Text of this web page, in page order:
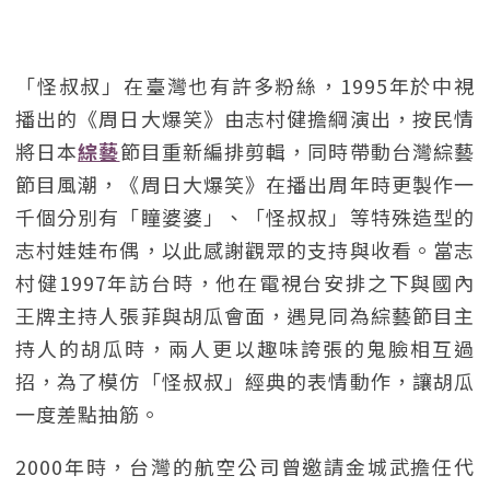
「怪叔叔」在臺灣也有許多粉絲，1995年於中視
播出的《周日大爆笑》由志村健擔綱演出，按民情
將日本綜藝節目重新編排剪輯，同時帶動台灣綜藝
節目風潮，《周日大爆笑》在播出周年時更製作一
千個分別有「瞳婆婆」、「怪叔叔」等特殊造型的
志村娃娃布偶，以此感謝觀眾的支持與收看。當志
村健1997年訪台時，他在電視台安排之下與國內
王牌主持人張菲與胡瓜會面，遇見同為綜藝節目主
持人的胡瓜時，兩人更以趣味誇張的鬼臉相互過
招，為了模仿「怪叔叔」經典的表情動作，讓胡瓜
一度差點抽筋。
2000年時，台灣的航空公司曾邀請金城武擔任代